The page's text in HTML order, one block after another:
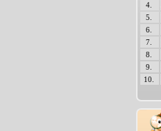
4.
5.
6.
7.
8.
9.
10.